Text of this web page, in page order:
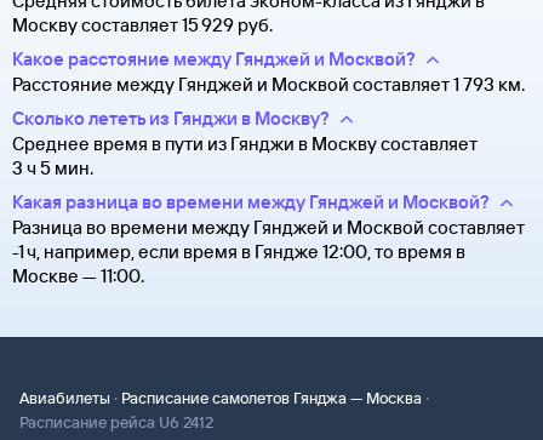
Москву составляет 15 ⁠929 руб.
Какое расстояние между Гянджей и Москвой?
Расстояние между Гянджей и Москвой составляет 1 793 км.
Сколько лететь из Гянджи в Москву?
Среднее время в пути из Гянджи в Москву составляет
3 ч 5 мин.
Какая разница во времени между Гянджей и Москвой?
Разница во времени между Гянджей и Москвой составляет
-1 ч, например, если время в Гяндже 12:00, то время в
Москве — 11:00.
Авиабилеты · Расписание самолетов Гянджа — Москва ·
Расписание рейса U6 2412